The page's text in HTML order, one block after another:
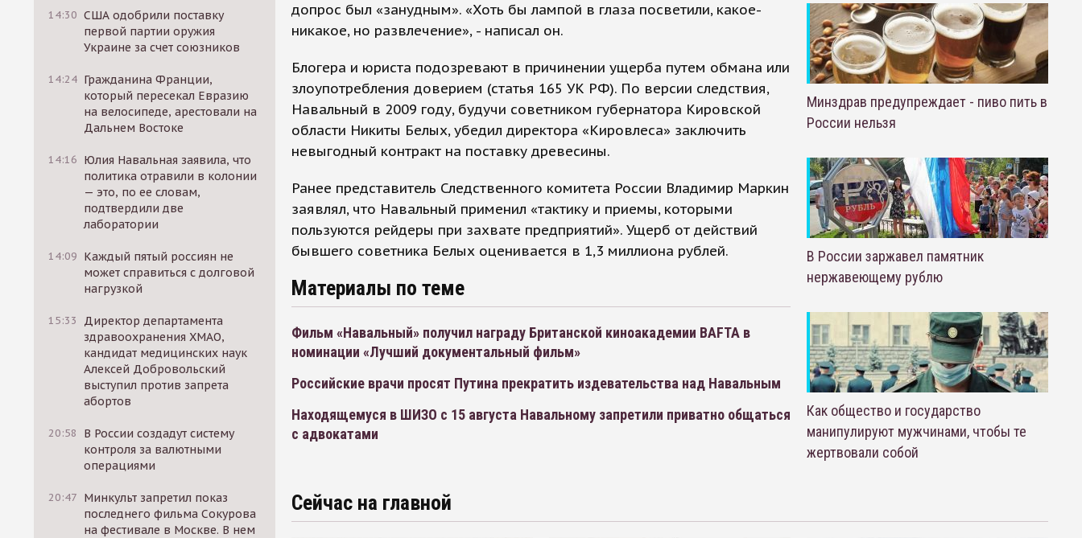
14:30 США одобрили поставку
первой партии оружия
Украине за счет союзников
14:24 Гражданина Франции,
который пересекал Евразию
на велосипеде, арестовали на
Дальнем Востоке
14:16 Юлия Навальная заявила, что
политика отравили в колонии
— это, по ее словам,
подтвердили две
лаборатории
14:09 Каждый пятый россиян не
может справиться с долговой
нагрузкой
15:33
Директор департамента
здравоохранения ХМАО,
кандидат медицинских наук
Алексей Добровольский
выступил против запрета
абортов
20:58
В России создадут систему
контроля за валютными
операциями
20:47 Минкульт запретил показ
последнего фильма Сокурова
на фестивале в Москве. В нем
допрос был «занудным». «Хоть бы лампой в глаза посветили, какое-
никакое, но развлечение», - написал он.
Блогера и юриста подозревают в причинении ущерба путем обмана или
злоупотребления доверием (статья 165 УК РФ). По версии следствия,
Навальный в 2009 году, будучи советником губернатора Кировской
области Никиты Белых, убедил директора «Кировлеса» заключить
невыгодный контракт на поставку древесины.
Ранее представитель Следственного комитета России Владимир Маркин
заявлял, что Навальный применил «тактику и приемы, которыми
пользуются рейдеры при захвате предприятий». Ущерб от действий
бывшего советника Белых оценивается в 1,3 миллиона рублей.
Материалы по теме
Фильм «Навальный» получил награду Британской киноакадемии BAFTA в
номинации «Лучший документальный фильм»
Российские врачи просят Путина прекратить издевательства над Навальным
Находящемуся в ШИЗО с 15 августа Навальному запретили приватно общаться
с адвокатами
Минздрав предупреждает - пиво пить в
России нельзя
В России заржавел памятник
нержавеющему рублю
Как общество и государство
манипулируют мужчинами, чтобы те
жертвовали собой
Сейчас на главной